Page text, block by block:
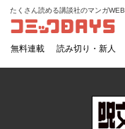
コミックDAYS
たくさん読める講談社のマンガWEB
無料連載 読み切り・新人